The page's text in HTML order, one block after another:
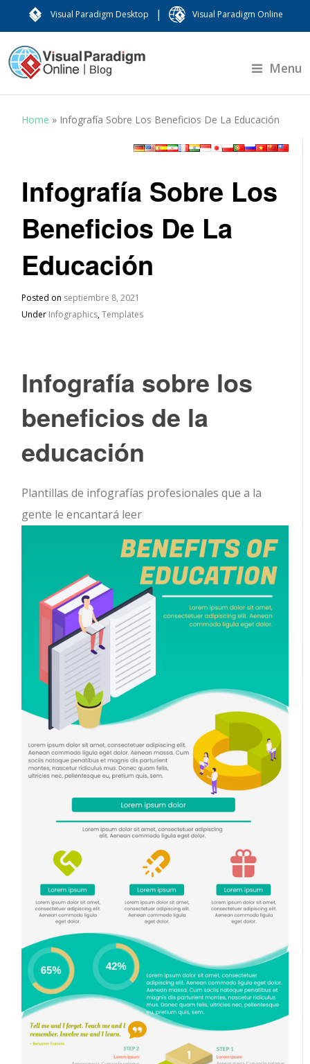
Visual Paradigm Desktop | Visual Paradigm Online
Menu
Home » Infografía Sobre Los Beneficios De La Educación
Infografía Sobre Los
Beneficios De La
Educación
Posted on septiembre 8, 2021
Under Infographics,Templates
Infografía sobre los
beneficios de la
educación
Plantillas de infografías profesionales que a la
gente le encantará leer